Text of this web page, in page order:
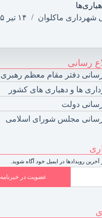
شهرداری ماکلوان
۱۴ تیر ۱۴۰۵
رسانی
رسانی دفتر مقام معظم رهبری
ها و دهیاری های کشور
رسانی دولت
رسانی مجلس شورای اسلامی
رویدادها در ایمیل خود آگاه شوید.
عضویت در خبرنامه